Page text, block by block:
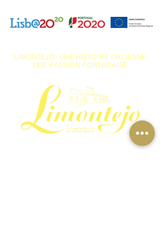
LIMONTEJO. UNE HISTOIRE ITALIENNE,
UNE PASSION PORTUGAISE.